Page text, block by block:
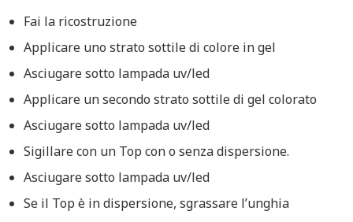
Fai la ricostruzione
Applicare uno strato sottile di colore in gel
Asciugare sotto lampada uv/led
Applicare un secondo strato sottile di gel colorato
Asciugare sotto lampada uv/led
Sigillare con un Top con o senza dispersione.
Asciugare sotto lampada uv/led
Se il Top è in dispersione, sgrassare l’unghia